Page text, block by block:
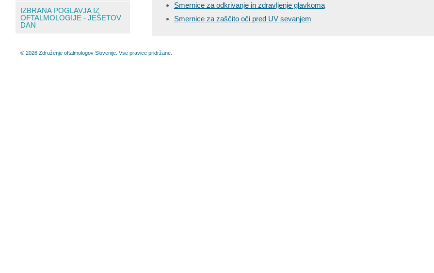
IZBRANA POGLAVJA IZ
OFTALMOLOGIJE - JEŠETOV
DAN
Smernice za odkrivanje in zdravljenje glavkoma
Smernice za zaščito oči pred UV sevanjem
© 2026 Združenje oftalmologov Slovenije. Vse pravice pridržane.